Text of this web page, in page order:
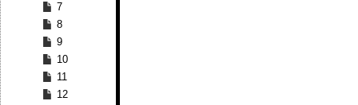
7
8
9
10
11
12